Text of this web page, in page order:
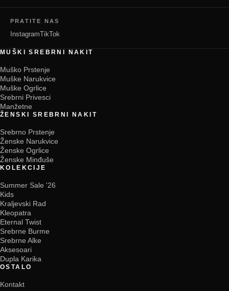
PRATITE NAS
InstagramTikTok
MUŠKI SREBRNI NAKIT
Muško Prstenje
Muške Narukvice
Muške Ogrlice
Srebrni Privesci
Manžetne
ŽENSKI SREBRNI NAKIT
Srebrno Prstenje
Ženske Narukvice
Ženske Ogrlice
Ženske Minđuše
KOLEKCIJE
Summer Sale '26
Kids
Kraljevski Rad
Kleopatra
Eternal Twist
Srebrne Burme
Srebrne Alke
Aksesoari
Dupla Karika
OSTALO
Kontakt